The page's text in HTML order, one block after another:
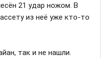
21 удар ножом. В
из неё уже кто-то
так и не нашли.